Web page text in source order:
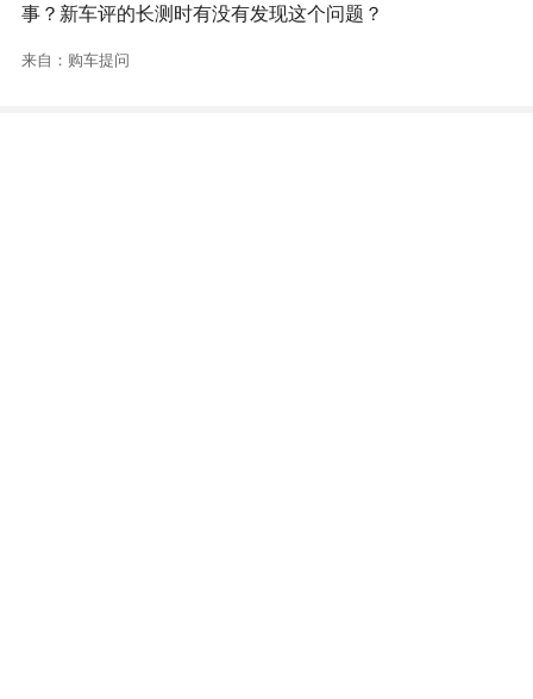
事？新车评的长测时有没有发现这个问题？
来自：购车提问